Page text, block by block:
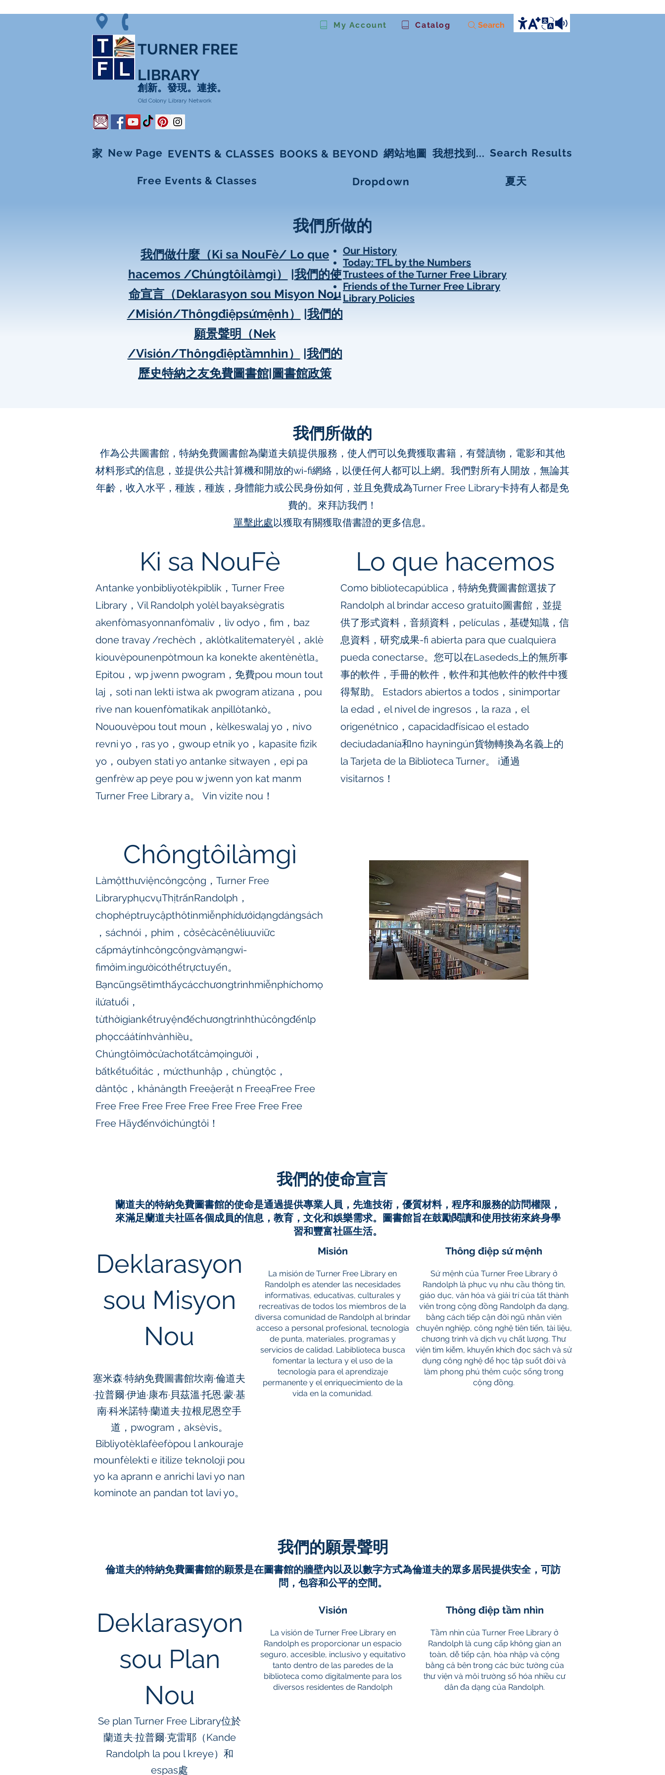
My Account Catalog
TURNER FREE
LIBRARY
創新。發現。連接。
Old Colony Library Network
Search
家 New Page EVENTS & CLASSES BOOKS & BEYOND 網站地圖 我想找到... Search Results
Free Events & Classes Dropdown 夏天
我們所做的
我們做什麼（Ki sa NouFè/ Lo que
hacemos /Chúngtôilàmgì）
|我們的使
命宣言（Deklarasyon sou Misyon Nou
/Misión/Thôngđiệpsứmệnh）
|我們的
願景聲明（Nek
/Visión/Thôngđiệptầmnhìn）
|我們的
歷史特納之友免費圖書館| 圖書館政策
Our History
Today: TFL by the Numbers
Trustees of the Turner Free Library
Friends of the Turner Free Library
Library Policies
我們所做的
作為公共圖書館，特納免費圖書館為蘭道夫鎮提供服務，使人們可以免費獲取書籍，有聲讀物，電影和其他
材料形式的信息，並提供公共計算機和開放的wi-fi網絡，以便任何人都可以上網。我們對所有人開放，無論其
年齡，收入水平，種族，種族，身體能力或公民身份如何，並且免費成為Turner Free Library卡持有人都是免
費的。來拜訪我們！
單擊此處以獲取有關獲取借書證的更多信息。
Ki sa NouFè
Antanke yonbibliyotèkpiblik，Turner Free
Library，Vil Randolph yolèl bayaksègratis
akenfòmasyonnanfòmaliv，liv odyo，fim，baz
done travay /rechèch，aklòtkalitemateryèl，aklè
kiouvèpounenpòtmoun ka konekte akentènètla。
Epitou，wp jwenn pwogram，免費pou moun tout
laj，soti nan lekti istwa ak pwogram atizana，pou
rive nan kouenfòmatikak anpillòtankò。
Nououvèpou tout moun，kèlkeswalaj yo，nivo
revni yo，ras yo，gwoup etnik yo，kapasite fizik
yo，oubyen stati yo antanke sitwayen，epi pa
genfrèw ap peye pou w jwenn yon kat manm
Turner Free Library a。 Vin vizite nou！
Chôngtôilàmgì
Làmộtthưviệncôngcộng，Turner Free
LibraryphụcvụThịtrấnRandolph，
chophéptruycậpthôtinmiễnphídướidạngdángsách
，sáchnói，phim，cởsêcàcênêliuuviữc
cấpmáytínhcôngcộngvàmạngwi-
fimởim.ingườicóthểtrựctuyến。
Bạncũngsẽtìmthấycácchươngtrìnhmiễnphíchomọ
ilứatuổi，
từthờigiankểtruyệnđếchươngtrìnhthủcôngđếnlp
phọccáátínhvànhiều。
Chúngtôimởcửachotấtcảmọingười，
bấtkểtuổitác，mứcthunhập，chủngtộc，
dântộc，khảnăngth Freeặerặt n FreeạFree Free
Free Free Free Free Free Free Free Free Free
Free Hãyđếnvớichúngtôi！
Lo que hacemos
Como bibliotecapública，特納免費圖書館選拔了
Randolph al brindar acceso gratuito圖書館，並提
供了形式資料，音頻資料，películas，基礎知識，信
息資料，研究成果-fi abierta para que cualquiera
pueda conectarse。您可以在Lasededs上的無所事
事的軟件，手冊的軟件，軟件和其他軟件的軟件中獲
得幫助。 Estadors abiertos a todos，sinimportar
la edad，el nivel de ingresos，la raza，el
origenétnico，capacidadfísicao el estado
deciudadanía和no hayningún貨物轉換為名義上的
la Tarjeta de la Biblioteca Turner。 ¡通過
visitarnos！
我們的使命宣言
蘭道夫的特納免費圖書館的使命是通過提供專業人員，先進技術，優質材料，程序和服務的訪問權限，
來滿足蘭道夫社區各個成員的信息，教育，文化和娛樂需求。圖書館旨在鼓勵閱讀和使用技術來終身學
習和豐富社區生活。
Deklarasyon
sou Misyon
Nou
塞米森·特納免費圖書館坎南·倫道夫
·拉普爾·伊迪·康布·貝茲溫·托恩·蒙·基
南·科米諾特·蘭道夫·拉根尼恩空手
道，pwogram，aksèvis。
Bibliyotèklafèefòpou l ankouraje
mounfèlekti e itilize teknoloji pou
yo ka aprann e anrichi lavi yo nan
kominote an pandan tot lavi yo。
Misión
La misión de Turner Free Library en
Randolph es atender las necesidades
informativas, educativas, culturales y
recreativas de todos los miembros de la
diversa comunidad de Randolph al brindar
acceso a personal profesional, tecnología
de punta, materiales, programas y
servicios de calidad. Labiblioteca busca
fomentar la lectura y el uso de la
tecnología para el aprendizaje
permanente y el enriquecimiento de la
vida en la comunidad.
Thông điệp sứ mệnh
Sứ mệnh của Turner Free Library ở
Randolph là phục vụ nhu cầu thông tin,
giáo dục, văn hóa và giải trí của tất thành
viên trong cộng đồng Randolph đa dạng,
bằng cách tiếp cận đời ngũ nhân viên
chuyên nghiệp, công nghệ tiên tiến, tài liệu,
chương trình và dịch vụ chất lượng. Thư
viện tìm kiễm, khuyến khích đọc sách và sử
dụng công nghệ để học tập suốt đời và
làm phong phú thêm cuộc sống trong
cộng đồng.
我們的願景聲明
倫道夫的特納免費圖書館的願景是在圖書館的牆壁內以及以數字方式為倫道夫的眾多居民提供安全，可訪
問，包容和公平的空間。
Deklarasyon
sou Plan
Nou
Se plan Turner Free Library位於
蘭道夫·拉普爾·克雷耶（Kande
Randolph la pou l kreye）和
espas處
Visión
La visión de Turner Free Library en
Randolph es proporcionar un espacio
seguro, accesible, inclusivo y equitativo
tanto dentro de las paredes de la
biblioteca como digitalmente para los
diversos residentes de Randolph
Thông điệp tầm nhìn
Tầm nhìn của Turner Free Library ở
Randolph là cung cấp không gian an
toàn, dễ tiếp cận, hòa nhập và cộng
bằng cả bên trong các bức tường của
thư viện và môi trường số hóa nhiều cư
dân đa dạng của Randolph.